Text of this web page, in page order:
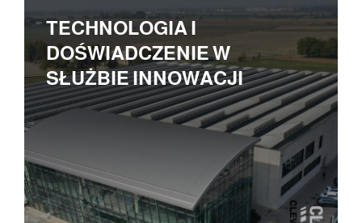
TECHNOLOGIA I
DOŚWIADCZENIE W
SŁUŻBIE INNOWACJI